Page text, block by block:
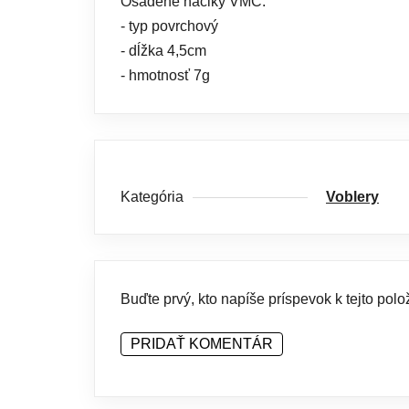
- typ povrchový
- dĺžka 4,5cm
- hmotnosť 7g
Kategória Voblery
Buďte prvý, kto napíše príspevok k tejto
PRIDAŤ KOMENTÁR